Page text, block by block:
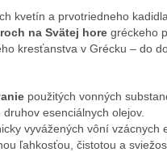
kvetín a prvotriedneho
na Svätej hore gréckeho
kresťanstva v Grécku – do
použitých vonných
esenciálnych olejov.
vyvážených vôní vzácnych
ľahkosťou, čistotou a